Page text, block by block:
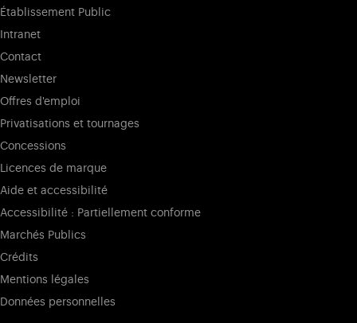
Établissement Public
Intranet
Contact
Newsletter
Offres d'emploi
Privatisations et tournages
Concessions
Licences de marque
Aide et accessibilité
Accessibilité : Partiellement conforme
Marchés Publics
Crédits
Mentions légales
Données personnelles